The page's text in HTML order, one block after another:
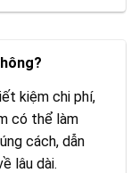
kiệm chi phí,
có thể làm
cách, dẫn
lâu dài.